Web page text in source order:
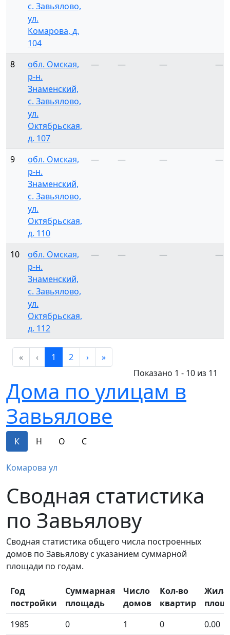
с. Завьялово,
ул.
Комарова, д.
104
8
обл. Омская,
р-н.
Знаменский,
с. Завьялово,
ул.
Октябрьская,
д. 107
— — — —
9
обл. Омская,
р-н.
Знаменский,
с. Завьялово,
ул.
Октябрьская,
д. 110
— — — —
10
обл. Омская,
р-н.
Знаменский,
с. Завьялово,
ул.
Октябрьская,
д. 112
— — — —
« ‹ 1 2 ›
»
Показано 1 - 10 из 11
Дома по улицам в
Завьялове
К Н О С
Комарова ул
Сводная статистика
по Завьялову
Сводная статистика общего числа построенных
домов по Завьялову с указанием суммарной
площади по годам.
Год
постройки
Суммарная
площадь
Число
домов
Кол-во
квартир
1985
0 1 0 0.00